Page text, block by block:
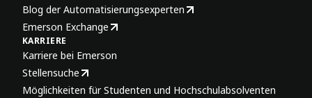
Blog der Automatisierungsexperten
Emerson Exchange
KARRIERE
Karriere bei Emerson
Stellensuche
Möglichkeiten für Studenten und Hochschulabsolventen